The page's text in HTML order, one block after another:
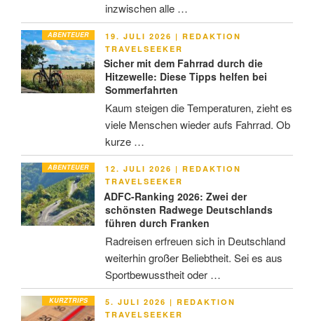
inzwischen alle …
ABENTEUER
VERÖFFENTLICHT
AM
19. JULI 2026 | REDAKTION
TRAVELSEEKER
Sicher mit dem Fahrrad durch die
Hitzewelle: Diese Tipps helfen bei
Sommerfahrten
Kaum steigen die Temperaturen, zieht es
viele Menschen wieder aufs Fahrrad. Ob
kurze …
ABENTEUER
VERÖFFENTLICHT
AM
12. JULI 2026 | REDAKTION
TRAVELSEEKER
ADFC-Ranking 2026: Zwei der
schönsten Radwege Deutschlands
führen durch Franken
Radreisen erfreuen sich in Deutschland
weiterhin großer Beliebtheit. Sei es aus
Sportbewusstheit oder …
KURZTRIPS
VERÖFFENTLICHT
AM
5. JULI 2026 | REDAKTION
TRAVELSEEKER